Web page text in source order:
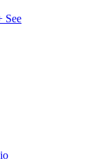
See